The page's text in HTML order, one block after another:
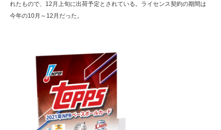
れたもので、12月上旬に出荷予定とされている。ライセンス契約の期間は
今年の10月～12月だった。